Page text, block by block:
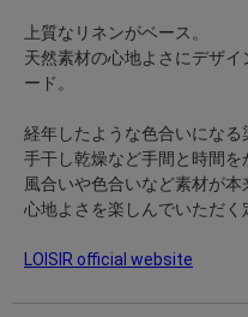
上質なリネンがベース。
天然素材の心地よさにデザ
ード。
経年したような色合いになる
手干し乾燥など手間と時間
風合いや色合いなど素材が本
心地よさを楽しんでいただく
LOISIR official website